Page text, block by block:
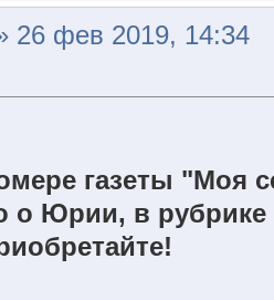
26 фев 2019, 14:34
газеты "Моя
о Юрии, в